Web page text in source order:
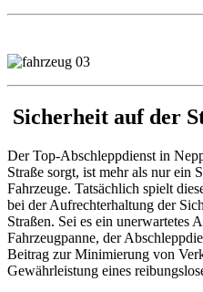
Sicherheit auf der
Der Top-Abschleppdienst in
Straße sorgt, ist mehr als nur ein
Fahrzeuge. Tatsächlich spielt
bei der Aufrechterhaltung der
Straßen. Sei es ein unerwartetes
Fahrzeugpanne, der
Beitrag zur Minimierung von
Gewährleistung eines